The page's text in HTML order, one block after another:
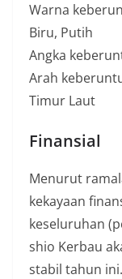
Warna
Biru, Putih
Angka
Arah
Timur Laut
Finansial
Menurut
kekayaan
keseluruhan
shio Kerbau
stabil tahun